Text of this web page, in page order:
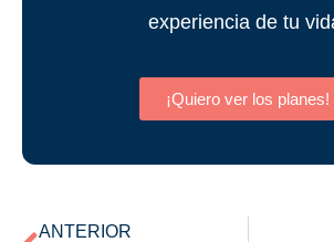
experiencia de tu
¡Quiero ver los planes!
ANTERIOR